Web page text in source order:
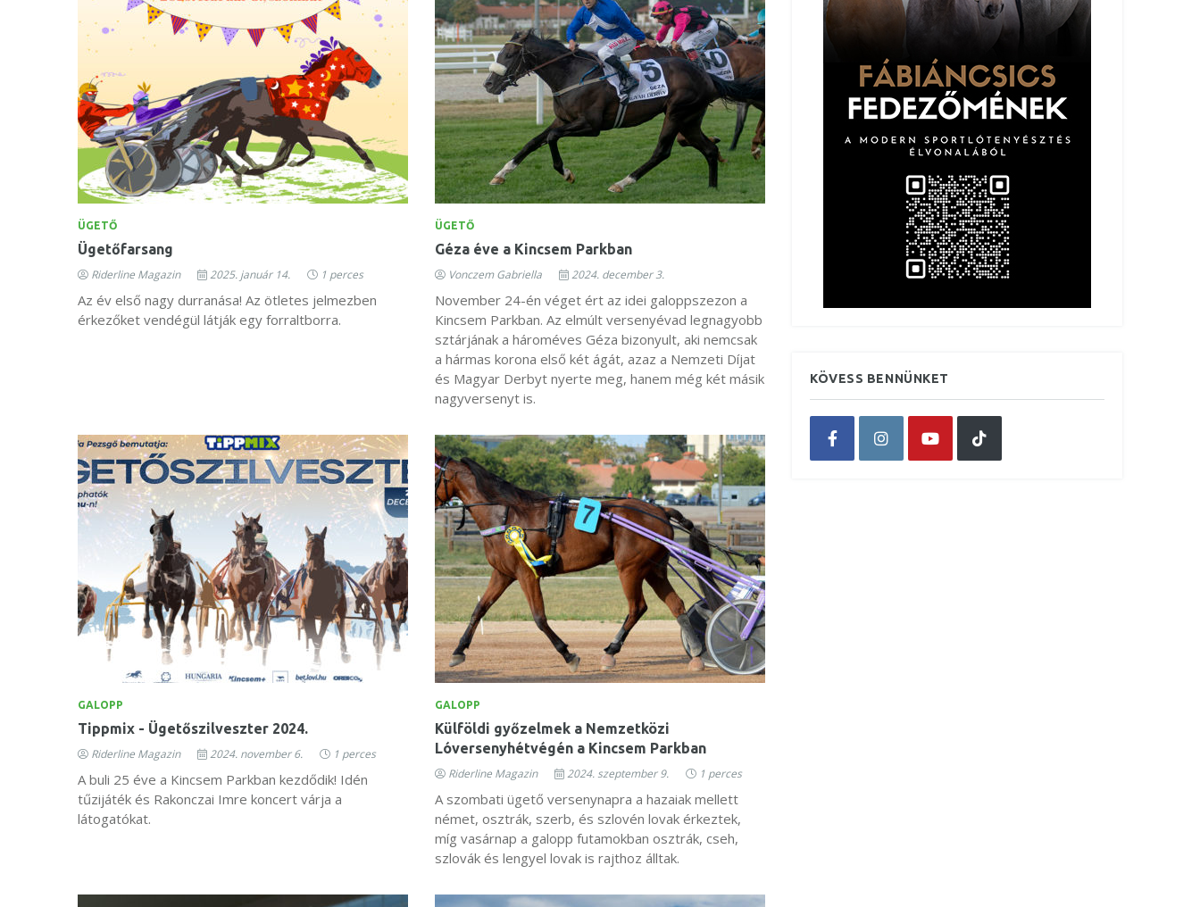
ÜGETŐ
Ügetőfarsang
Riderline Magazin 2025. január 14. 1 perces
Az év első nagy durranása! Az ötletes jelmezben
érkezőket vendégül látják egy forraltborra.
ÜGETŐ
Géza éve a Kincsem Parkban
Vonczem Gabriella 2024. december 3.
November 24-én véget ért az idei galoppszezon a
Kincsem Parkban. Az elmúlt versenyévad legnagyobb
sztárjának a hároméves Géza bizonyult, aki nemcsak
a hármas korona első két ágát, azaz a Nemzeti Díjat
és Magyar Derbyt nyerte meg, hanem még két másik
nagyversenyt is.
GALOPP
Tippmix - Ügetőszilveszter 2024.
Riderline Magazin 2024. november 6. 1 perces
A buli 25 éve a Kincsem Parkban kezdődik! Idén
tűzijáték és Rakonczai Imre koncert várja a
látogatókat.
GALOPP
Külföldi győzelmek a Nemzetközi
Lóversenyhétvégén a Kincsem Parkban
Riderline Magazin 2024. szeptember 9. 1 perces
A szombati ügető versenynapra a hazaiak mellett
német, osztrák, szerb, és szlovén lovak érkeztek,
míg vasárnap a galopp futamokban osztrák, cseh,
szlovák és lengyel lovak is rajthoz álltak.
KÖVESS BENNÜNKET